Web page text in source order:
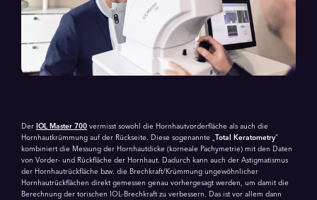
Der IOL Master 700 vermisst sowohl die Hornhautvorderfläche als auch die
Hornhautkrümmung auf der Rückseite. Diese sogenannte „ Total Keratometry“
kombiniert die Messung der Hornhautdicke (korneale Pachymetrie) mit den Daten
von Vorder- und Rückfläche der Hornhaut. Dadurch kann auch der Astigmatismus
der Hornhautrückfläche bzw. die Brechkraft/Krümmung ungewöhnlicher
Hornhautrückflächen direkt gemessen genau vorhergesagt werden, um damit die
Berechnung der torischen IOL-Brechkraft zu verbessern. Das ist vor allem dann